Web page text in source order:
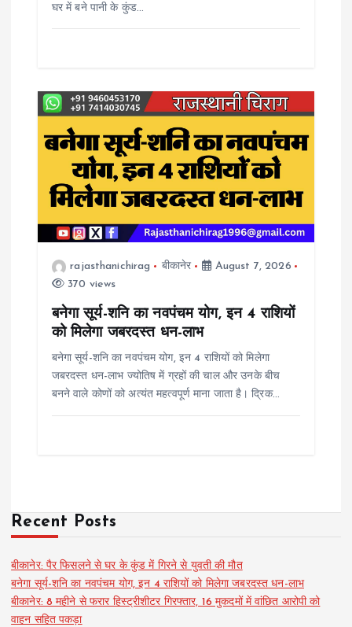
घर में बने पानी के कुंड…
rajasthanichirag बीकानेर
August 7, 2026
370 views
बनेगा सूर्य-शनि का नवपंचम योग, इन 4 राशियों
को मिलेगा जबरदस्त धन-लाभ
बनेगा सूर्य-शनि का नवपंचम योग, इन 4 राशियों को मिलेगा
जबरदस्त धन-लाभ ज्योतिष में ग्रहों की चाल और उनके बीच
बनने वाले कोणों को अत्यंत महत्वपूर्ण माना जाता है। द्रिक…
Recent Posts
बीकानेर: पैर फिसलने से घर के कुंड में गिरने से युवती की मौत
बनेगा सूर्य-शनि का नवपंचम योग, इन 4 राशियों को मिलेगा जबरदस्त धन-लाभ
बीकानेर: 8 महीने से फरार हिस्ट्रीशीटर गिरफ्तार, 16 मुकदमों में वांछित आरोपी को
वाहन सहित पकड़ा